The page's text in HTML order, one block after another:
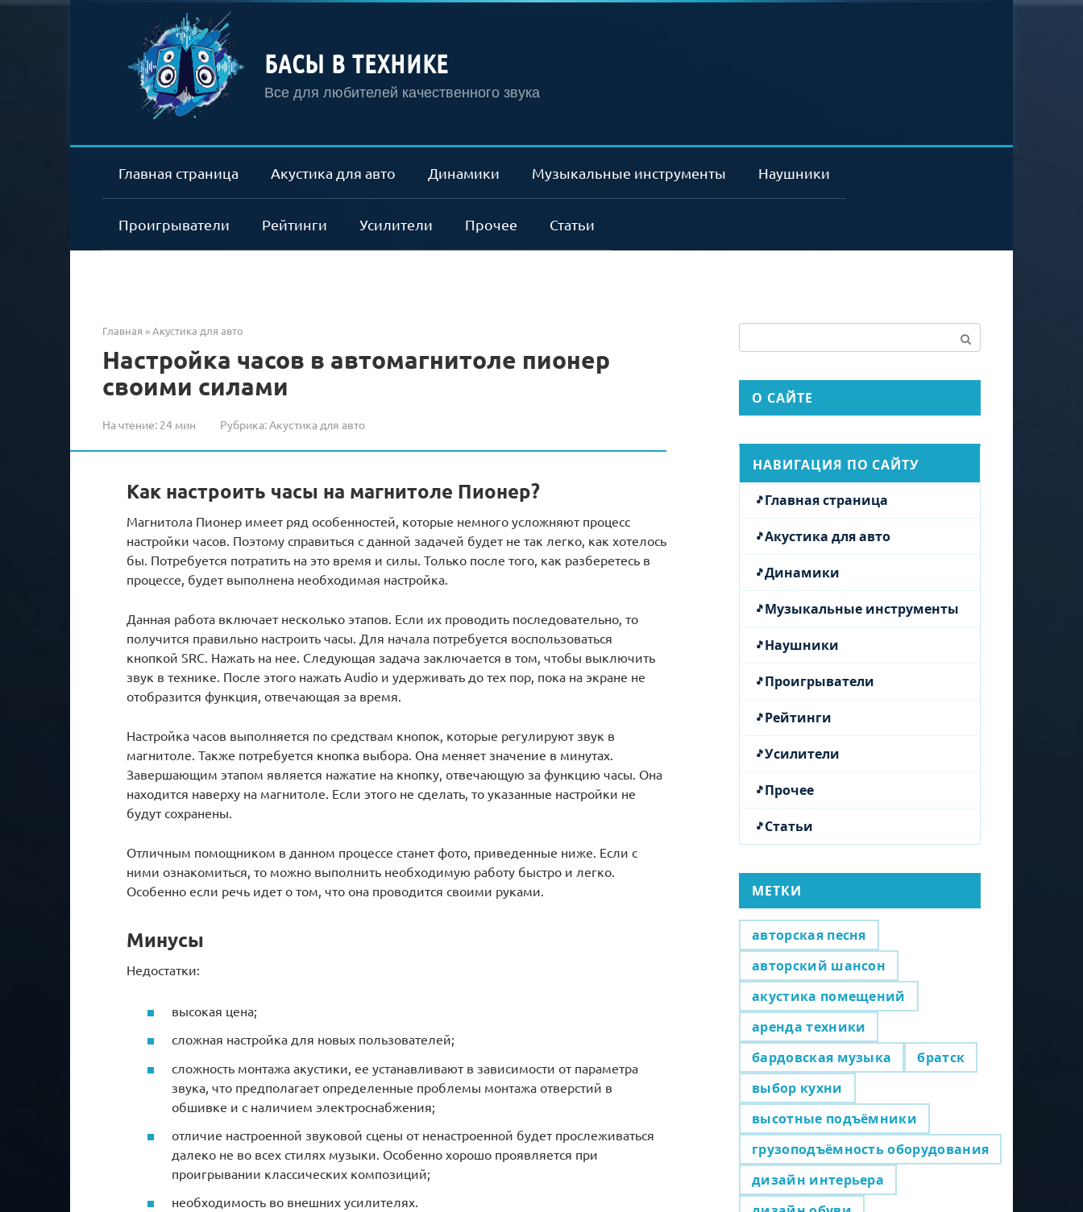
БАСЫ В ТЕХНИКЕ
Все для любителей качественного звука
Главная страница Акустика для авто Динамики Музыкальные инструменты Наушники
Проигрыватели Рейтинги Усилители Прочее Статьи
Главная »Акустика для авто
Настройка часов в автомагнитоле пионер
своими силами
На чтение: 24 мин Рубрика:Акустика для авто
Как настроить часы на магнитоле Пионер?
Магнитола Пионер имеет ряд особенностей, которые немного усложняют процесс
настройки часов. Поэтому справиться с данной задачей будет не так легко, как хотелось
бы. Потребуется потратить на это время и силы. Только после того, как разберетесь в
процессе, будет выполнена необходимая настройка.
Данная работа включает несколько этапов. Если их проводить последовательно, то
получится правильно настроить часы. Для начала потребуется воспользоваться
кнопкой SRC. Нажать на нее. Следующая задача заключается в том, чтобы выключить
звук в технике. После этого нажать Audio и удерживать до тех пор, пока на экране не
отобразится функция, отвечающая за время.
Настройка часов выполняется по средствам кнопок, которые регулируют звук в
магнитоле. Также потребуется кнопка выбора. Она меняет значение в минутах.
Завершающим этапом является нажатие на кнопку, отвечающую за функцию часы. Она
находится наверху на магнитоле. Если этого не сделать, то указанные настройки не
будут сохранены.
Отличным помощником в данном процессе станет фото, приведенные ниже. Если с
ними ознакомиться, то можно выполнить необходимую работу быстро и легко.
Особенно если речь идет о том, что она проводится своими руками.
Минусы
Недостатки:
высокая цена;
сложная настройка для новых пользователей;
сложность монтажа акустики, ее устанавливают в зависимости от параметра
звука, что предполагает определенные проблемы монтажа отверстий в
обшивке и с наличием электроснабжения;
отличие настроенной звуковой сцены от ненастроенной будет прослеживаться
далеко не во всех стилях музыки. Особенно хорошо проявляется при
проигрывании классических композиций;
необходимость во внешних усилителях.
О САЙТЕ
НАВИГАЦИЯ ПО САЙТУ
Главная страница
Акустика для авто
Динамики
Музыкальные инструменты
Наушники
Проигрыватели
Рейтинги
Усилители
Прочее
Статьи
МЕТКИ
авторская песня
авторский шансон
акустика помещений
аренда техники
бардовская музыка
братск
выбор кухни
высотные подъёмники
грузоподъёмность оборудования
дизайн интерьера